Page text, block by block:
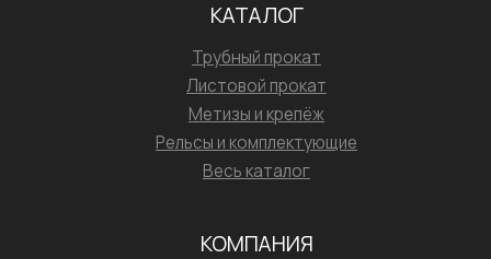
КАТАЛОГ
Трубный прокат
Листовой прокат
Метизы и крепёж
Рельсы и комплектующие
Весь каталог
КОМПАНИЯ